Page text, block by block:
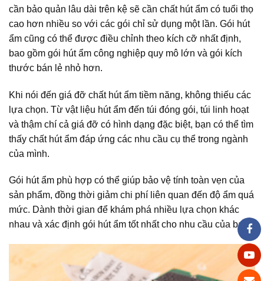
cần bảo quản lâu dài trên kệ sẽ cần chất hút ẩm có tuổi thọ
cao hơn nhiều so với các gói chỉ sử dụng một lần. Gói hút
ẩm cũng có thể được điều chỉnh theo kích cỡ nhất định,
bao gồm gói hút ẩm công nghiệp quy mô lớn và gói kích
thước bán lẻ nhỏ hơn.
Khi nói đến giá đỡ chất hút ẩm tiềm năng, không thiếu các
lựa chọn. Từ vật liệu hút ẩm đến túi đóng gói, túi linh hoạt
và thậm chí cả giá đỡ có hình dạng đặc biệt, bạn có thể tìm
thấy chất hút ẩm đáp ứng các nhu cầu cụ thể trong ngành
của mình.
Gói hút ẩm phù hợp có thể giúp bảo vệ tính toàn vẹn của
sản phẩm, đồng thời giảm chi phí liên quan đến độ ẩm quá
mức. Dành thời gian để khám phá nhiều lựa chọn khác
nhau và xác định gói hút ẩm tốt nhất cho nhu cầu của bạn.